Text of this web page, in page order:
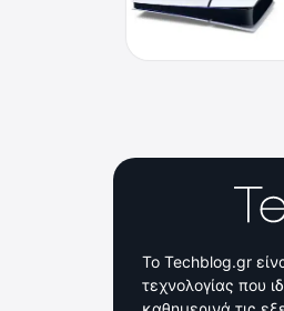
Το Techblog.gr
τεχνολογίας που